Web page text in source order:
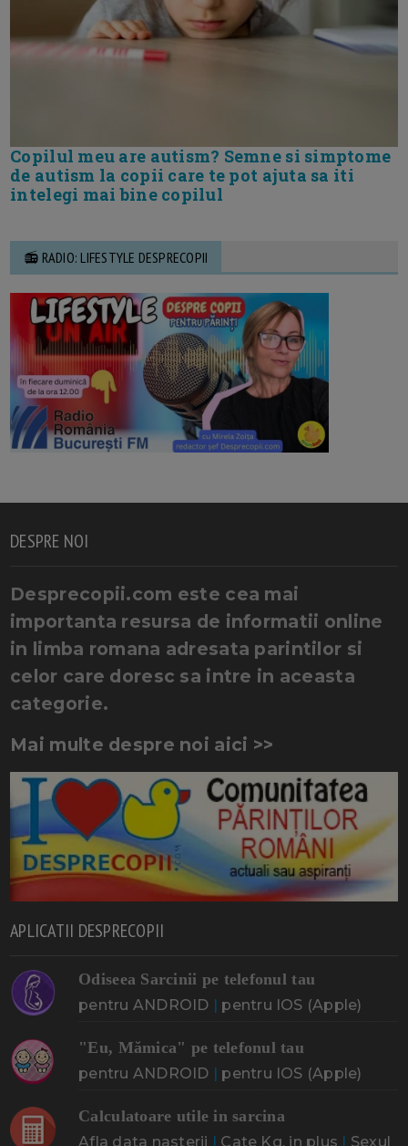
Copilul meu are autism? Semne si simptome
de autism la copii care te pot ajuta sa iti
intelegi mai bine copilul
📻 RADIO: LIFESTYLE DESPRECOPII
DESPRE NOI
Desprecopii.com este cea mai
importanta resursa de informatii online
in limba romana adresata parintilor si
celor care doresc sa intre in aceasta
categorie.
Mai multe despre noi aici >>
APLICATII DESPRECOPII
Odiseea Sarcinii pe telefonul tau
pentru ANDROID | pentru IOS (Apple)
"Eu, Mămica" pe telefonul tau
pentru ANDROID | pentru IOS (Apple)
Calculatoare utile in sarcina
Afla data nasterii | Cate Kg. in plus | Sexul